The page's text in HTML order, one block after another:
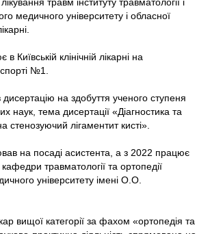
медичного університету і обласної
Київській клінічній лікарні на
№1.
на здобуття ученого ступеня
наук, тема дисертації «Діагностика та
стенозуючий лігаментит кисті».
на посаді асистента, а з 2022 працює
травматології та ортопедії
університету імені О.О.
вищої категорії за фахом «ортопедія та